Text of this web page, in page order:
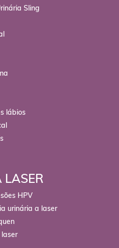
Sling
lábios
LASER
HPV
urinária a laser
laser